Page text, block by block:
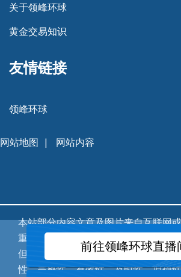
关于领峰环球
黄金交易知识
友情链接
领峰环球
网站地图 | 网站内容
本站部分内容文章及图片来自互联网
重作者版权，版权归属于原作者，不
但不限于文字、图片、图表及数据）
性、完整性、有效性、及时性、原创
前往领峰环球直播